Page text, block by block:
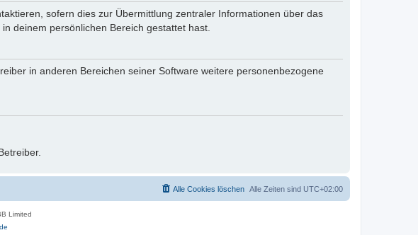
sofern dies zur Übermittlung zentraler Informationen über das
deinem persönlichen Bereich gestattet hast.
in anderen Bereichen seiner Software weitere personenbezogene
Alle Zeiten sind UTC+02:00
Alle Cookies löschen
Limited